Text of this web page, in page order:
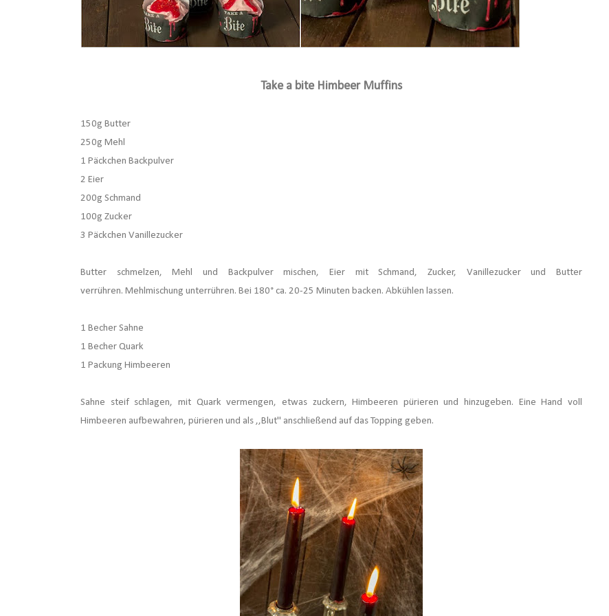
Take a bite Himbeer Muffins
150g Butter
250g Mehl
1 Päckchen Backpulver
2 Eier
200g Schmand
100g Zucker
3 Päckchen Vanillezucker
Butter schmelzen, Mehl und Backpulver mischen, Eier mit Schmand, Zucker, Vanillezucker und Butter
verrühren. Mehlmischung unterrühren. Bei 180° ca. 20-25 Minuten backen. Abkühlen lassen.
1 Becher Sahne
1 Becher Quark
1 Packung Himbeeren
Sahne steif schlagen, mit Quark vermengen, etwas zuckern, Himbeeren pürieren und hinzugeben. Eine Hand voll
Himbeeren aufbewahren, pürieren und als ,,Blut" anschließend auf das Topping geben.